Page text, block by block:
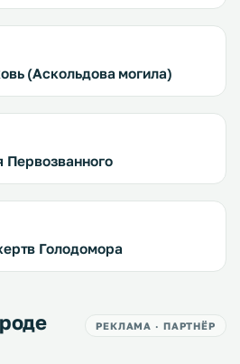
(Аскольдова могила)
Голодомора
РЕКЛАМА · ПАРТНЁР